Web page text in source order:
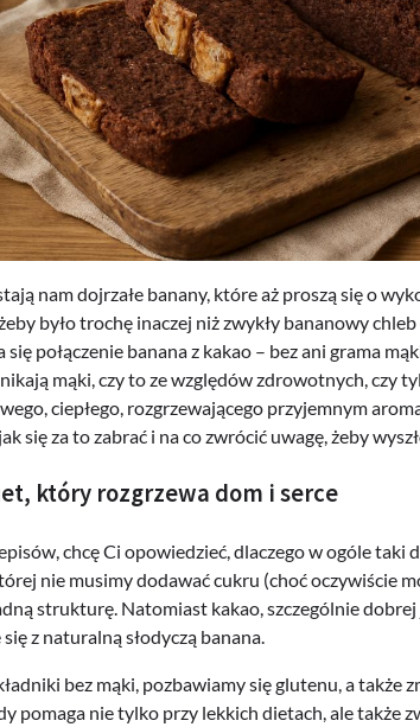
nam dojrzałe banany, które aż proszą się o
było trochę inaczej niż zwykły bananowy
połączenie banana z kakao – bez ani grama
mąki, czy to ze względów zdrowotnych, czy
ciepłego, rozgrzewającego przyjemnym
się za to zabrać i na co zwrócić uwagę, żeby
który rozgrzewa dom i serce
chcę Ci opowiedzieć, dlaczego w ogóle taki
nie musimy dodawać cukru (choć oczywiście
strukturę. Natomiast kakao, szczególnie
z naturalną słodyczą banana.
bez mąki, pozbawiamy się glutenu, a także
pomaga nie tylko przy lekkich dietach, ale także